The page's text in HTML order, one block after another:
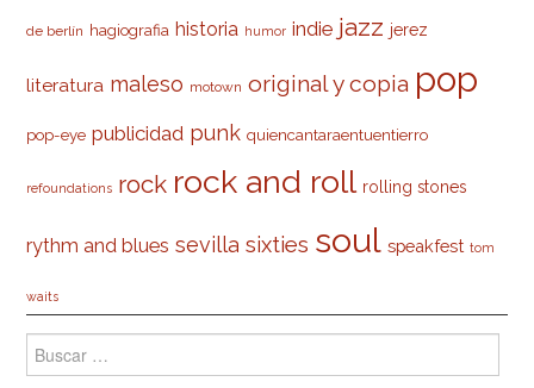
de berlín hagiografia historia humor indie jazz jerez
literatura maleso motown original y copia pop
pop-eye publicidad punk quiencantaraentuentierro
refoundations rock rock and roll rolling stones
rythm and blues sevilla sixties soul speakfest tom
waits
Buscar: